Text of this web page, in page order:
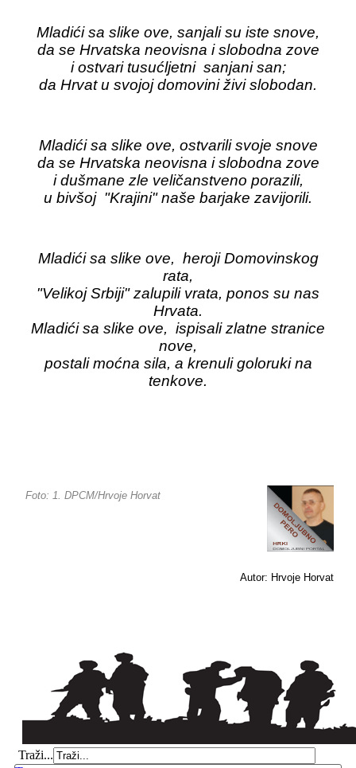
Mladići sa slike ove, sanjali su iste snove,
da se Hrvatska neovisna i slobodna zove
i ostvari tusućljetni sanjani san;
da Hrvat u svojoj domovini živi slobodan.
Mladići sa slike ove, ostvarili svoje snove
da se Hrvatska neovisna i slobodna zove
i dušmane zle veličanstveno porazili,
u bivšoj "Krajini" naše barjake zavijorili.
Mladići sa slike ove, heroji Domovinskog
rata,
"Velikoj Srbiji" zalupili vrata, ponos su nas
Hrvata.
Mladići sa slike ove, ispisali zlatne stranice
nove,
postali moćna sila, a krenuli goloruki na
tenkove.
Foto: 1. DPCM/Hrvoje Horvat
Autor: Hrvoje Horvat
Traži...